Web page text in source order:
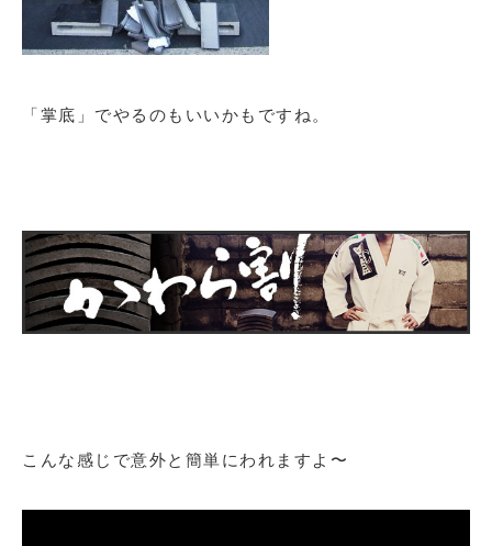
「掌底」でやるのもいいかもですね。
こんな感じで意外と簡単にわれますよ〜